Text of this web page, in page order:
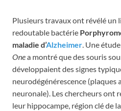
Plusieurs travaux ont révélé un
redoutable bactérie
maladie d’Alzheimer. Une
Onea montré que des souris
développaient des signes
neurodégénérescence (plaques
neuronale). Les chercheurs ont
leur hippocampe, région clé de